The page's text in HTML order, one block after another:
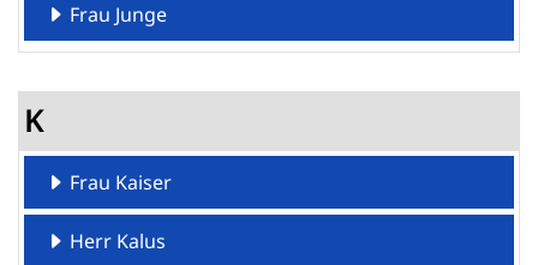
Frau Junge
K
Frau Kaiser
Herr Kalus